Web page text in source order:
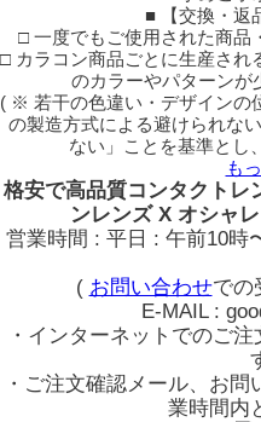
■ 【交換・返
□ 一度でもご使用された商品
□ カラコン商品ごとに生産され
のカラーやパターンが
( ※ 若干の色違い・デザインの
の製造方式による避けられな
ない」ことを基準とし
も
格安で高品質コンタクトレ
ンレンズ X オシャ
営業時間 : 平日 : 午前10時
( お問い合わせでの
E-MAIL :
・インターネットでのご
・ご注文確認メール、お
業時間内